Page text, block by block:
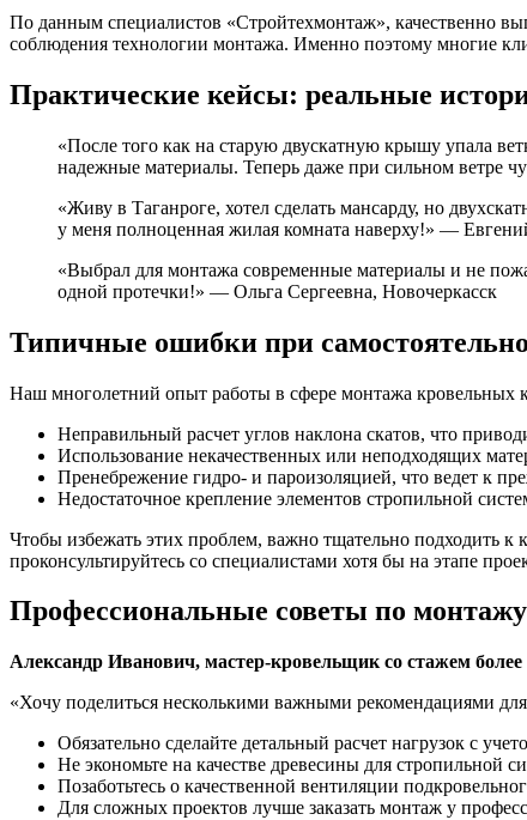
По данным специалистов «Стройтехмонтаж», качественно
соблюдения технологии монтажа. Именно поэтому многие
Практические кейсы: реальные
«После того как на старую двускатную крышу упала
надежные материалы. Теперь даже при сильном ветре
«Живу в Таганроге, хотел сделать мансарду, но
у меня полноценная жилая комната наверху!» —
«Выбрал для монтажа современные материалы и не
одной протечки!» — Ольга Сергеевна, Новочеркасск
Типичные ошибки при
Наш многолетний опыт работы в сфере монтажа кровельных
Неправильный расчет углов наклона скатов, что
Использование некачественных или неподходящих
Пренебрежение гидро- и пароизоляцией, что ведет к
Недостаточное крепление элементов стропильной
Чтобы избежать этих проблем, важно тщательно подходить
проконсультируйтесь со специалистами хотя бы на этапе
Профессиональные советы по
Александр Иванович, мастер-кровельщик со стажем более
«Хочу поделиться несколькими важными рекомендациями для
Обязательно сделайте детальный расчет нагрузок с
Не экономьте на качестве древесины для стропильной
Позаботьтесь о качественной вентиляции
Для сложных проектов лучше заказать монтаж у